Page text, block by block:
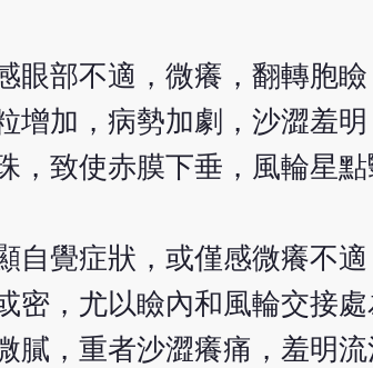
眼部不適，微癢，翻轉胞
增加，病勢加劇，沙澀羞
，致使赤膜下垂，風輪星
自覺症狀，或僅感微癢不
密，尤以瞼內和風輪交接
膩，重者沙澀癢痛，羞明